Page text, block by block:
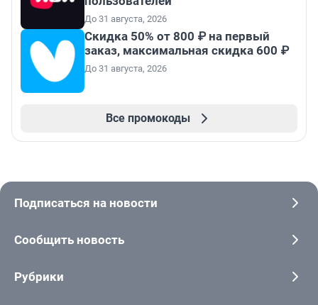
До 31 августа, 2026
Скидка 50% от 800 ₽ на первый
заказ, максимальная скидка 600 ₽
До 31 августа, 2026
Все промокоды
Подписаться на новости
Сообщить новость
Рубрики